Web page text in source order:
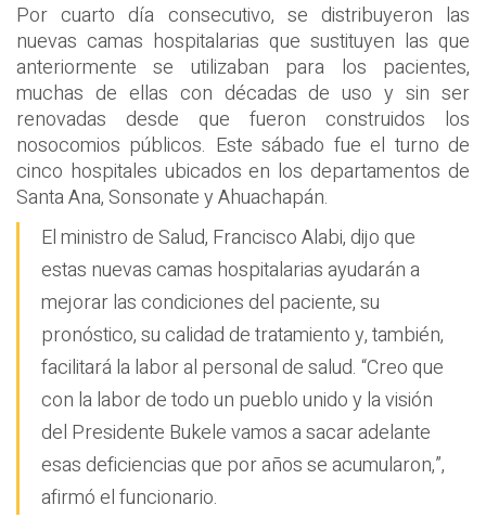
Por cuarto día consecutivo, se distribuyeron las
nuevas camas hospitalarias que sustituyen las que
anteriormente se utilizaban para los pacientes,
muchas de ellas con décadas de uso y sin ser
renovadas desde que fueron construidos los
nosocomios públicos. Este sábado fue el turno de
cinco hospitales ubicados en los departamentos de
Santa Ana, Sonsonate y Ahuachapán.
El ministro de Salud, Francisco Alabi, dijo que
estas nuevas camas hospitalarias ayudarán a
mejorar las condiciones del paciente, su
pronóstico, su calidad de tratamiento y, también,
facilitará la labor al personal de salud. “Creo que
con la labor de todo un pueblo unido y la visión
del Presidente Bukele vamos a sacar adelante
esas deficiencias que por años se acumularon,”,
afirmó el funcionario.